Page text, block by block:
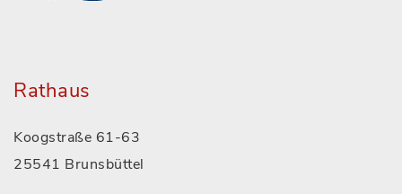
Rathaus
Koogstraße 61-63
25541 Brunsbüttel